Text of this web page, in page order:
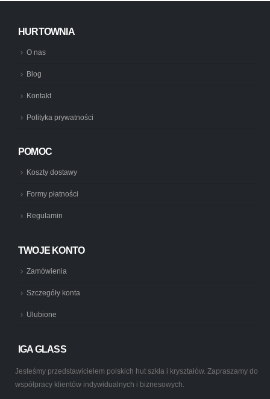
HURTOWNIA
O nas
Blog
Kontakt
Polityka prywatności
POMOC
Koszty dostawy
Formy płatności
Regulamin
TWOJE KONTO
Zamówienia
Szczegóły konta
Ulubione
IGA GLASS
Jesteśmy przedstawicielem polskich hut szkła i kryształów. Zapraszamy do
współpracy klientów indywidualnych i biznesowych.